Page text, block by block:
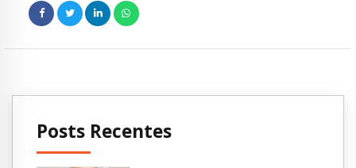
Posts Recentes